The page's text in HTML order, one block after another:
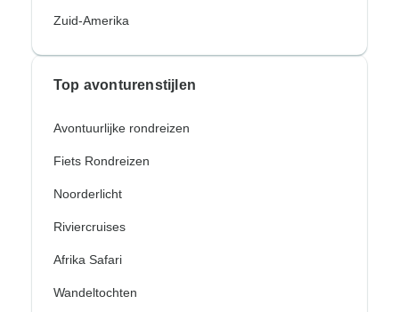
Zuid-Amerika
Top avonturenstijlen
Avontuurlijke rondreizen
Fiets Rondreizen
Noorderlicht
Riviercruises
Afrika Safari
Wandeltochten